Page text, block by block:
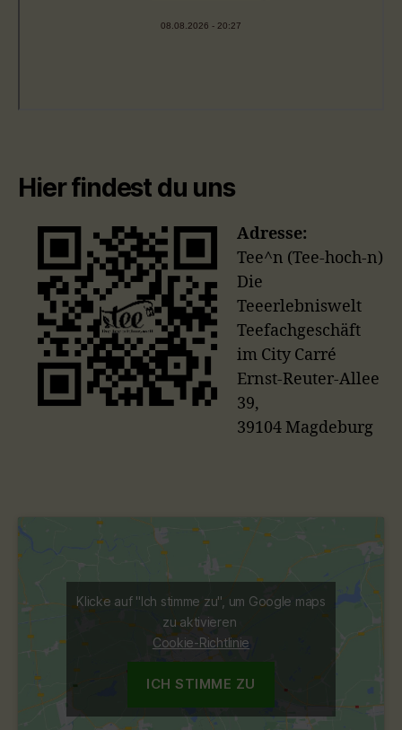
Hier findest du uns
Adresse:
Tee^n (Tee-hoch-n)
Die
Teeerlebniswelt
Teefachgeschäft
im City Carré
Ernst-Reuter-Allee
39,
39104 Magdeburg
Klicke auf "Ich stimme zu", um Google maps
zu aktivieren
Cookie-Richtlinie
ICH STIMME ZU